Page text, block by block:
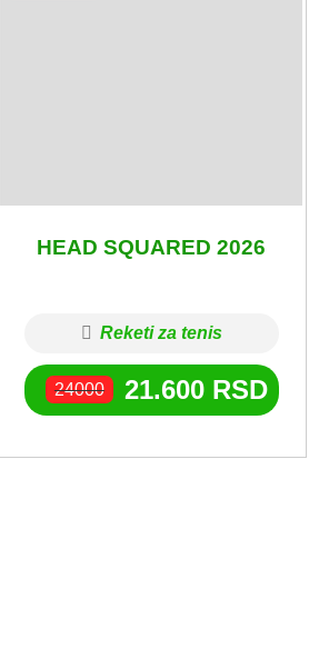
HEAD SQUARED 2026
Reketi za tenis
24000 21.600 RSD